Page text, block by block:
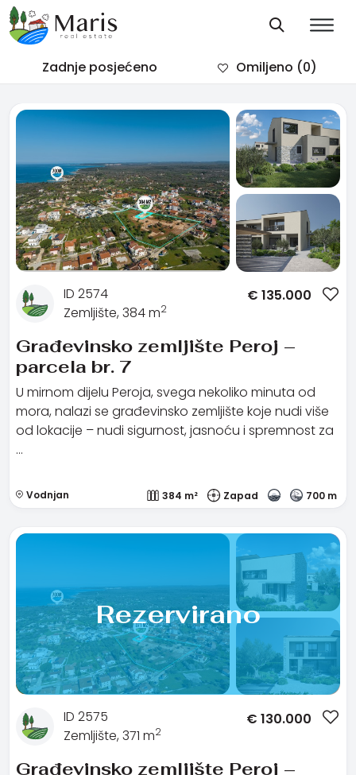
Zadnje posjećeno Omiljeno (0)
ID 2574
Zemljište, 384 m2
€ 135.000
Građevinsko zemljište Peroj –
parcela br. 7
U mirnom dijelu Peroja, svega nekoliko minuta od
mora, nalazi se građevinsko zemljište koje nudi više
od lokacije – nudi sigurnost, jasnoću i spremnost za
…
Vodnjan 384 m² Zapad 700 m
Rezervirano
ID 2575
Zemljište, 371 m2
€ 130.000
Građevinsko zemljište Peroj –